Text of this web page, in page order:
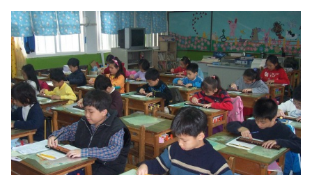
意力、感知力、觀察力、想像力、判斷力等諸多基本要素。它使人
能動地認識、分析、判斷世界，從而更有效地改造世界。這種運用
認識，解決實際問題的功能，是由人的大腦承擔..